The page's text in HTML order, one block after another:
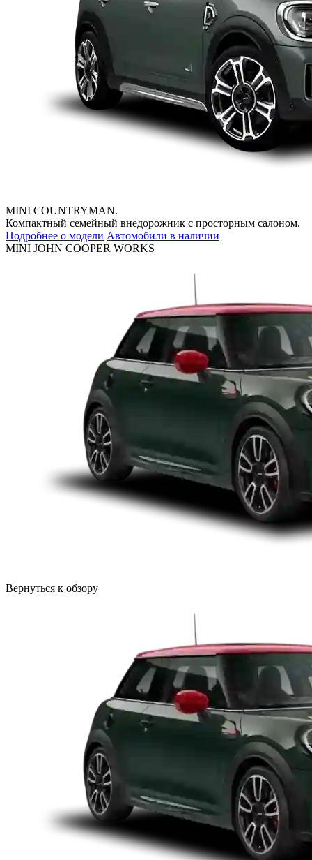
MINI COUNTRYMAN.
Компактный семейный внедорожник с просторным салоном.
Подробнее о модели Автомобили в наличии
MINI JOHN COOPER WORKS
Вернуться к обзору